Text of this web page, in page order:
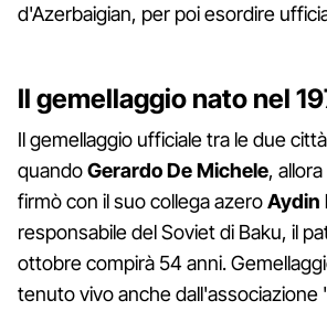
d'Azerbaigian, per poi esordire
Il gemellaggio nato nel
Il gemellaggio ufficiale tra le due
quandoGerardo De Michele,
firmò con il suo collega azeroAydin
responsabile del Soviet di Baku, il
ottobre compirà 54 anni.
tenuto vivo anche dall'associazione